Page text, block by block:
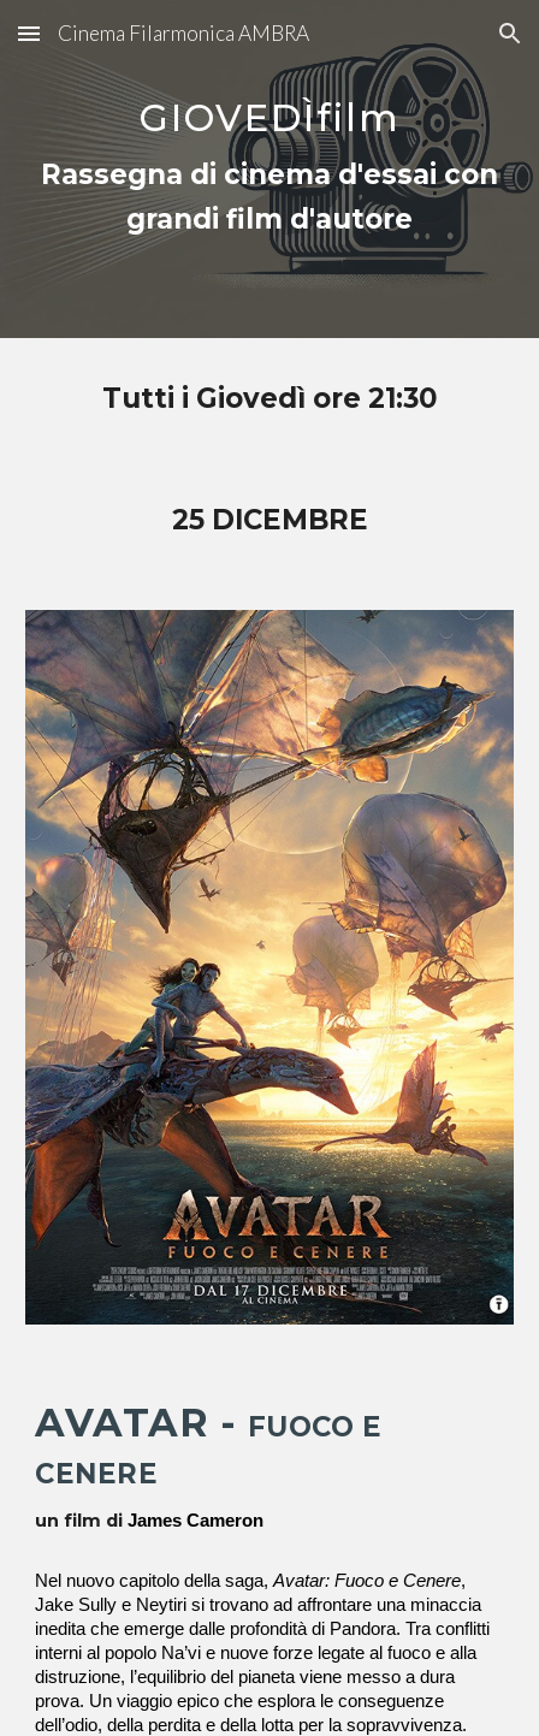
Skip to main content Skip to navigation
Cinema Filarmonica AMBRA
GIOVEDÌfilm
Rassegna di cinema d'essai con
grandi film d'autore
Tutti i Giovedì ore 21:30
25 DICEMBRE
AVATAR - FUOCO E
CENERE
un film diJames Cameron
Nel nuovo capitolo della saga,Avatar: Fuoco e Cenere,
Jake Sully e Neytiri si trovano ad affrontare una minaccia
inedita che emerge dalle profondità di Pandora. Tra conflitti
interni al popolo Na’vi e nuove forze legate al fuoco e alla
distruzione, l’equilibrio del pianeta viene messo a dura
prova. Un viaggio epico che esplora le conseguenze
dell’odio, della perdita e della lotta per la sopravvivenza.